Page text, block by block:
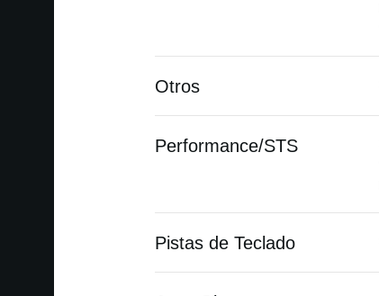
Otros
Performance/STS
Pistas de Teclado